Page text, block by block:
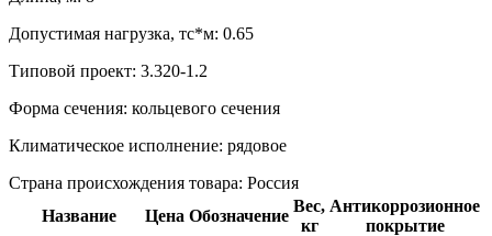
Допустимая нагрузка, тс*м: 0.65
Типовой проект: 3.320-1.2
Форма сечения: кольцевого сечения
Климатическое исполнение: рядовое
Страна происхождения товара: Россия
Название
Цена Обозначение
Вес,
кг
Антикоррозионное
покрытие